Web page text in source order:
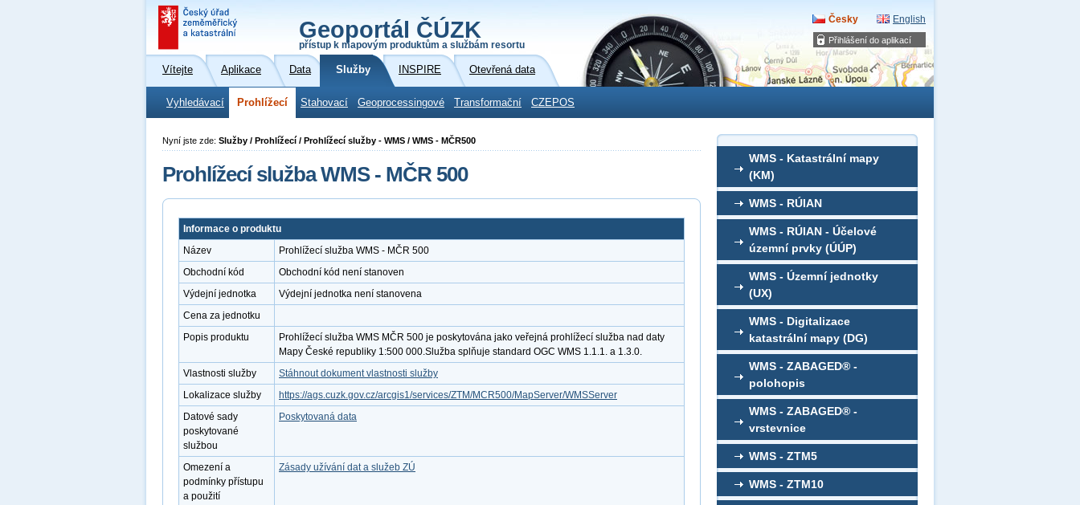
Přihlášení do aplikací
Geoportál ČÚZK
přístup k mapovým produktům a službám resortu
Česky English
Vítejte Aplikace Data Služby INSPIRE Otevřená data
Vyhledávací Prohlížecí Stahovací Geoprocessingové Transformační CZEPOS
WMS - Katastrální mapy
(KM)
WMS - RÚIAN
WMS - RÚIAN - Účelové
územní prvky (ÚÚP)
WMS - Územní jednotky
(UX)
WMS - Digitalizace
katastrální mapy (DG)
WMS - ZABAGED® -
polohopis
WMS - ZABAGED® -
vrstevnice
WMS - ZTM5
WMS - ZTM10
Nyní jste zde: Služby / Prohlížecí / Prohlížecí služby - WMS / WMS - MČR500
Prohlížecí služba WMS - MČR 500
Informace o produktu
Název
Prohlížecí služba WMS - MČR 500
Obchodní kód
Obchodní kód není stanoven
Výdejní jednotka
Výdejní jednotka není stanovena
Cena za jednotku
Popis produktu
Prohlížecí služba WMS MČR 500 je poskytována jako veřejná prohlížecí služba nad daty
Mapy České republiky 1:500 000.Služba splňuje standard OGC WMS 1.1.1. a 1.3.0.
Vlastnosti služby
Stáhnout dokument vlastnosti služby
Lokalizace služby
https://ags.cuzk.gov.cz/arcgis1/services/ZTM/MCR500/MapServer/WMSServer
Datové sady
poskytované
službou
Poskytovaná data
Omezení a
podmínky přístupu
a použití
Zásady užívání dat a služeb ZÚ